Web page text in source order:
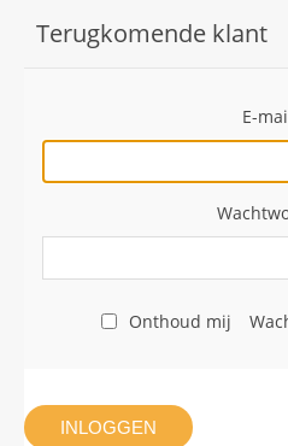
Terugkomende klant
E-
Onthoud mij
INLOGGEN